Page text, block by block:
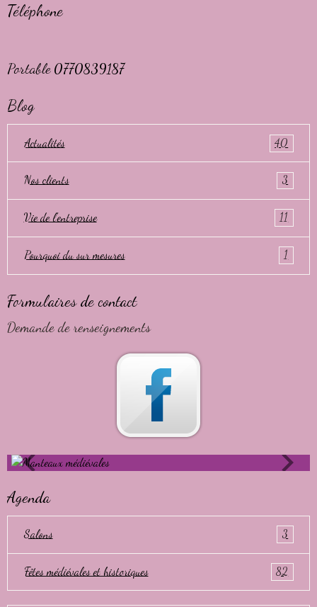
Téléphone
Portable 0770839187
Blog
Actualités 40
Nos clients 3
Vie de l'entreprise 11
Pourquoi du sur mesures 1
Formulaires de contact
Demande de renseignements
Agenda
Salons 3
Fêtes médiévales et historiques 82